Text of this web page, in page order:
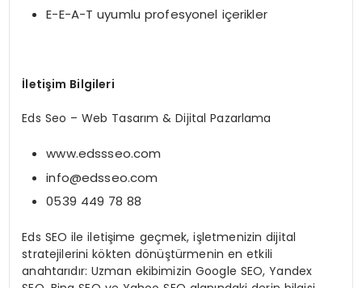
E-E-A-T uyumlu profesyonel içerikler
İletişim Bilgileri
Eds Seo – Web Tasarım & Dijital Pazarlama
www.edssseo.com
info@edsseo.com
0539 449 78 88
Eds SEO ile iletişime geçmek, işletmenizin dijital
stratejilerini kökten dönüştürmenin en etkili
anahtarıdır: Uzman ekibimizin Google SEO, Yandex